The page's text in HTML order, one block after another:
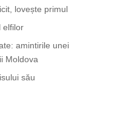
lovește primul
elfilor
amintirile unei
Moldova
său